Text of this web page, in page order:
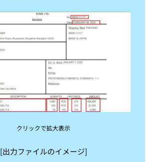
クリックで拡大表示
[出力ファイルのイメージ]